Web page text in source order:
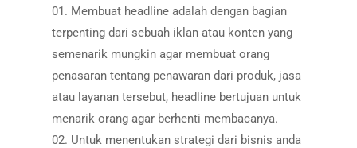
Membuat headline adalah dengan bagian
terpenting dari sebuah iklan atau konten yang
semenarik mungkin agar membuat orang
penasaran tentang penawaran dari produk, jasa
atau layanan tersebut, headline bertujuan untuk
menarik orang agar berhenti membacanya.
Untuk menentukan strategi dari bisnis anda